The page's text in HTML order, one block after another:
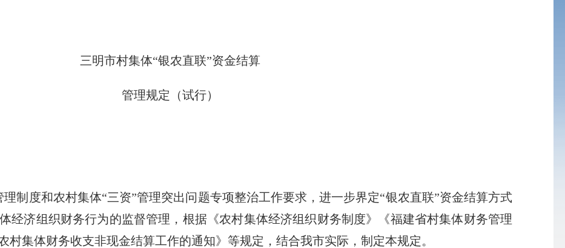
三明市村集体“银农直联”资金结算
管理规定（试行）
制度和农村集体“三资”管理突出问题专项整治工作要求，进一步界定“银农直联”资金结算方式
经济组织财务行为的监督管理，根据《农村集体经济组织财务制度》《福建省村集体财务管理
村集体财务收支非现金结算工作的通知》等规定，结合我市实际，制定本规定。